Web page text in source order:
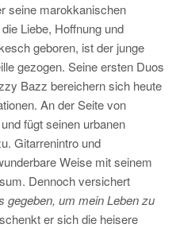
seine marokkanischen
Liebe, Hoffnung und
geboren, ist der junge
gezogen. Seine ersten Duos
Bazz bereichern sich heute
An der Seite von
und fügt seinen urbanen
Gitarrenintro und
Weise mit seinem
Dennoch versichert
gegeben, um mein Leben zu
schenkt er sich die heisere